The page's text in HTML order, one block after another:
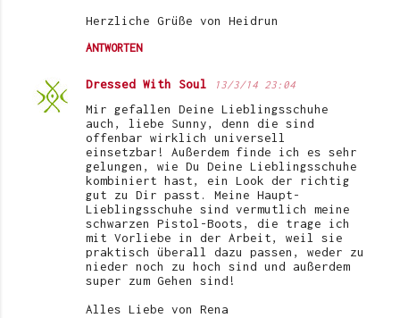
Herzliche Grüße von Heidrun
ANTWORTEN
Dressed With Soul 13/3/14 23:04
Mir gefallen Deine Lieblingsschuhe
auch, liebe Sunny, denn die sind
offenbar wirklich universell
einsetzbar! Außerdem finde ich es sehr
gelungen, wie Du Deine Lieblingsschuhe
kombiniert hast, ein Look der richtig
gut zu Dir passt. Meine Haupt-
Lieblingsschuhe sind vermutlich meine
schwarzen Pistol-Boots, die trage ich
mit Vorliebe in der Arbeit, weil sie
praktisch überall dazu passen, weder zu
nieder noch zu hoch sind und außerdem
super zum Gehen sind!
Alles Liebe von Rena